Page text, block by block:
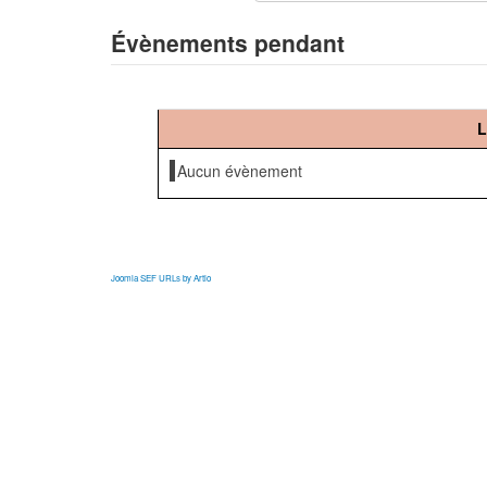
Évènements pendant
Aucun évènement
Joomla SEF URLs by Artio